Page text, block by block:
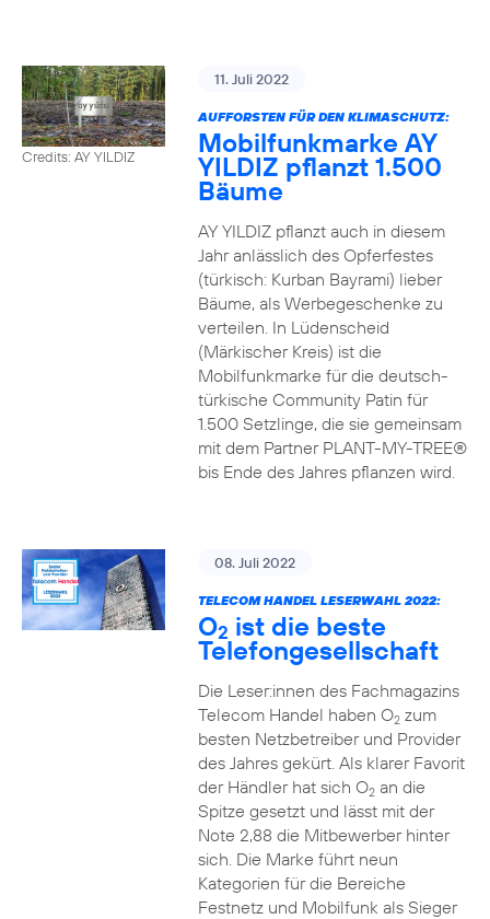
Credits: AY YILDIZ
11. Juli 2022
AUFFORSTEN FÜR DEN KLIMASCHUTZ:
Mobilfunkmarke AY
YILDIZ pflanzt 1.500
Bäume
AY YILDIZ pflanzt auch in diesem
Jahr anlässlich des Opferfestes
(türkisch: Kurban Bayrami) lieber
Bäume, als Werbegeschenke zu
verteilen. In Lüdenscheid
(Märkischer Kreis) ist die
Mobilfunkmarke für die deutsch-
türkische Community Patin für
1.500 Setzlinge, die sie gemeinsam
mit dem Partner PLANT-MY-TREE®
bis Ende des Jahres pflanzen wird.
08. Juli 2022
TELECOM HANDEL LESERWAHL 2022:
O2 ist die beste
Telefongesellschaft
Die Leser:innen des Fachmagazins
Telecom Handel haben O2zum
besten Netzbetreiber und Provider
des Jahres gekürt. Als klarer Favorit
der Händler hat sich O2an die
Spitze gesetzt und lässt mit der
Note 2,88 die Mitbewerber hinter
sich. Die Marke führt neun
Kategorien für die Bereiche
Festnetz und Mobilfunk als Sieger